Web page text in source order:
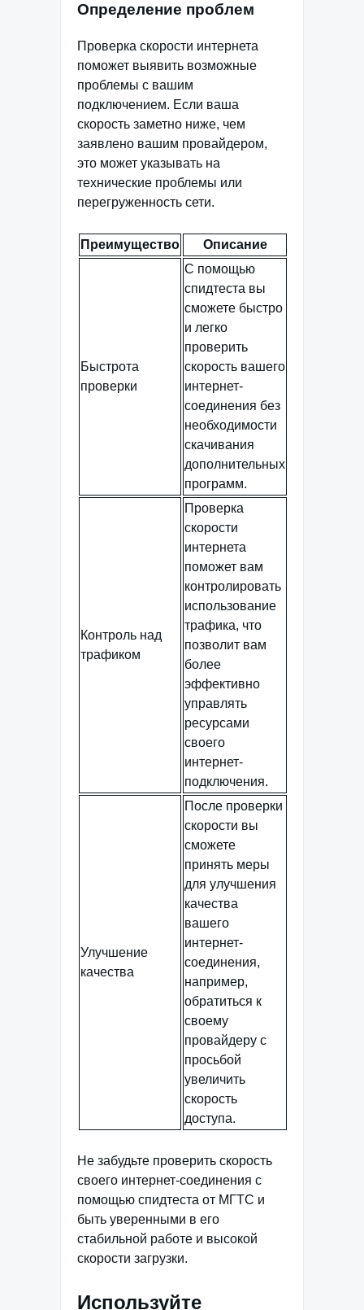
Определение проблем
Проверка скорости интернета
поможет выявить возможные
проблемы с вашим
подключением. Если ваша
скорость заметно ниже, чем
заявлено вашим провайдером,
это может указывать на
технические проблемы или
перегруженность сети.
Преимущество Описание
Быстрота
проверки
С помощью
спидтеста вы
сможете быстро
и легко
проверить
скорость вашего
интернет-
соединения без
необходимости
скачивания
дополнительных
программ.
Контроль над
трафиком
Проверка
скорости
интернета
поможет вам
контролировать
использование
трафика, что
позволит вам
более
эффективно
управлять
ресурсами
своего
интернет-
подключения.
Улучшение
качества
После проверки
скорости вы
сможете
принять меры
для улучшения
качества
вашего
интернет-
соединения,
например,
обратиться к
своему
провайдеру с
просьбой
увеличить
скорость
доступа.
Не забудьте проверить скорость
своего интернет-соединения с
помощью спидтеста от МГТС и
быть уверенными в его
стабильной работе и высокой
скорости загрузки.
Используйте